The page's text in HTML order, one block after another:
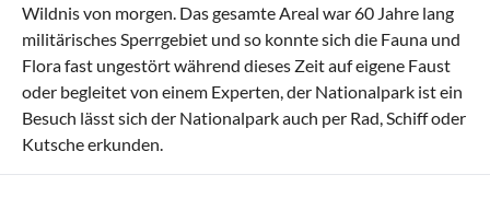
Wildnis von morgen. Das gesamte Areal war 60 Jahre lang
militärisches Sperrgebiet und so konnte sich die Fauna und
Flora fast ungestört während dieses Zeit auf eigene Faust
oder begleitet von einem Experten, der Nationalpark ist ein
Besuch lässt sich der Nationalpark auch per Rad, Schiff oder
Kutsche erkunden.